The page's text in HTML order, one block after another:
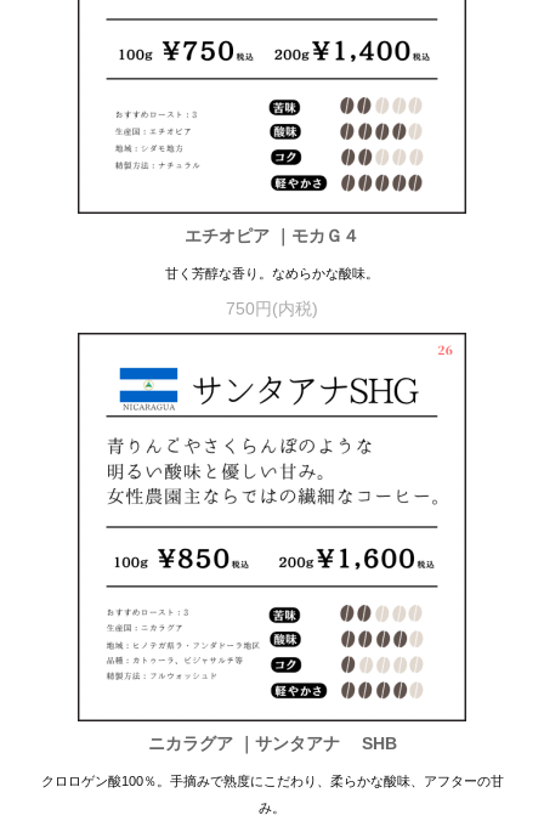
エチオピア ｜モカＧ４
甘く芳醇な香り。なめらかな酸味。
750円(内税)
ニカラグア ｜サンタアナ SHB
クロロゲン酸100％。手摘みで熟度にこだわり、柔らかな酸味、アフターの甘
み。